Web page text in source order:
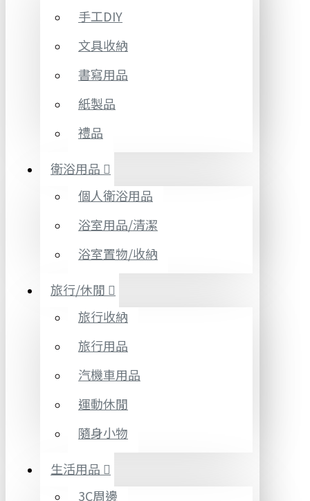
手工DIY
文具收納
書寫用品
紙製品
禮品
衛浴用品
個人衛浴用品
浴室用品/清潔
浴室置物/收納
旅行/休閒
旅行收納
旅行用品
汽機車用品
運動休閒
隨身小物
生活用品
3C周邊